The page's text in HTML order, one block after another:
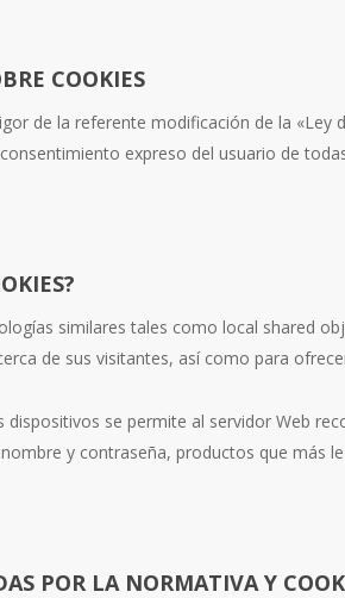
COOKIES
de la referente modificación de la «Ley
expreso del usuario de
similares tales como local shared
de sus visitantes, así como para
dispositivos se permite al servidor Web
y contraseña, productos que más
POR LA NORMATIVA Y